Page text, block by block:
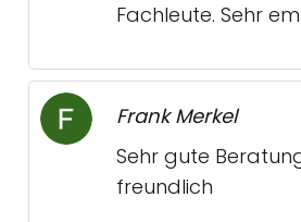
Fachleute. Sehr
Frank Merkel
Sehr gute
freundlich